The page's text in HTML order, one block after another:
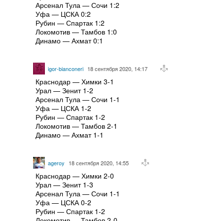
Арсенал Тула — Сочи 1:2
Уфа — ЦСКА 0:2
Рубин — Спартак 1:2
Локомотив — Тамбов 1:0
Динамо — Ахмат 0:1
igor-bianconeri 18 сентября 2020, 14:17
Краснодар — Химки 3-1
Урал — Зенит 1-2
Арсенал Тула — Сочи 1-1
Уфа — ЦСКА 1-2
Рубин — Спартак 1-2
Локомотив — Тамбов 2-1
Динамо — Ахмат 1-1
ageroy 18 сентября 2020, 14:55
Краснодар — Химки 2-0
Урал — Зенит 1-3
Арсенал Тула — Сочи 1-1
Уфа — ЦСКА 0-2
Рубин — Спартак 1-2